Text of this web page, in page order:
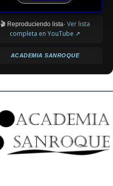
🎬 Reproduciendo lista· Ver lista
completa en YouTube ↗
ACADEMIA SANROQUE